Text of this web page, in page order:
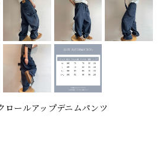
ールアップデニムパンツ